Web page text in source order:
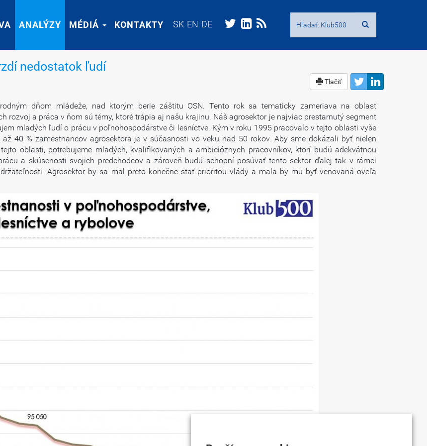
ANALÝZY MÉDIÁ KONTAKTY SK EN DE
ANALÝZY MÉDIÁ KONTAKTY SK EN DE
nedostatok ľudí
Tlačiť
dňom mládeže, nad ktorým berie záštitu OSN. Tento rok sa tematicky zameriava na oblasť
rozvoj a práca v ňom sú témy, ktoré trápia aj našu krajinu. Náš agrosektor je najviac prestarnutý segment
mladých ľudí o prácu v poľnohospodárstve či lesníctve. Kým v roku 1995 pracovalo v tejto oblasti vyše
40 % zamestnancov agrosektora je v súčasnosti vo veku nad 50 rokov. Aby sme dokázali byť nielen
oblasti, potrebujeme mladých, kvalifikovaných a ambicióznych pracovníkov, ktorí budú adekvátnou
a skúsenosti svojich predchodcov a zároveň budú schopní posúvať tento sektor ďalej tak v rámci
Agrosektor by sa mal preto konečne stať prioritou vlády a mala by mu byť venovaná oveľa